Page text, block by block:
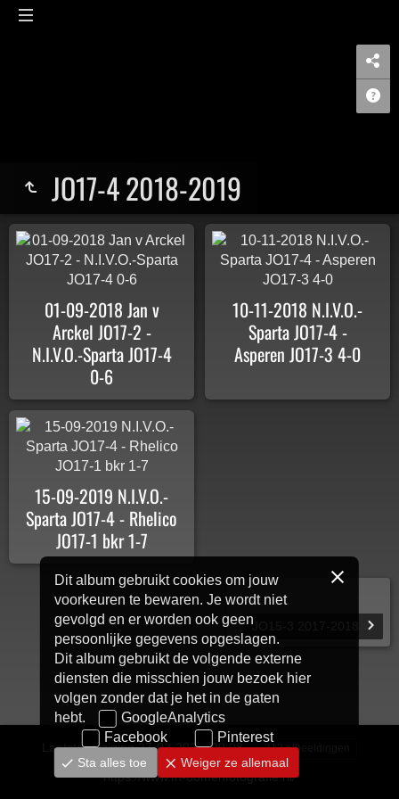
JO17-4 2018-2019
01-09-2018 Jan v
Arckel JO17-2 -
N.I.V.O.-Sparta JO17-4
0-6
10-11-2018 N.I.V.O.-
Sparta JO17-4 -
Asperen JO17-3 4-0
15-09-2019 N.I.V.O.-
Sparta JO17-4 - Rhelico
JO17-1 bkr 1-7
JO15-3 2017-2018
Laatste wijziging27-02-2026, 20:08 312 afbeeldingen
https://www.m-oomenfotografie.nl/
Dit album gebruikt cookies om jouw
voorkeuren te bewaren. Je wordt niet
gevolgd en er worden ook geen
persoonlijke gegevens opgeslagen.
Dit album gebruikt de volgende externe
diensten die misschien jouw bezoek hier
volgen zonder dat je het in de gaten
hebt.
GoogleAnalytics
Facebook
Pinterest
Sta alles toe Weiger ze allemaal